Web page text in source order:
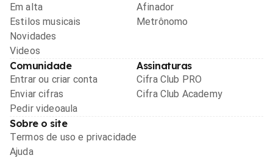
Em alta
Estilos musicais
Novidades
Videos
Afinador
Metrônomo
Comunidade
Entrar ou criar conta
Enviar cifras
Pedir videoaula
Assinaturas
Cifra Club PRO
Cifra Club Academy
Sobre o site
Termos de uso e privacidade
Ajuda